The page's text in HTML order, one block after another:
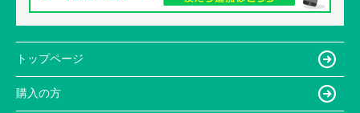
トップページ
購入の方